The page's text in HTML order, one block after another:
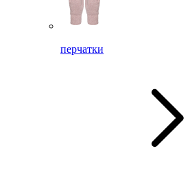
перчатки